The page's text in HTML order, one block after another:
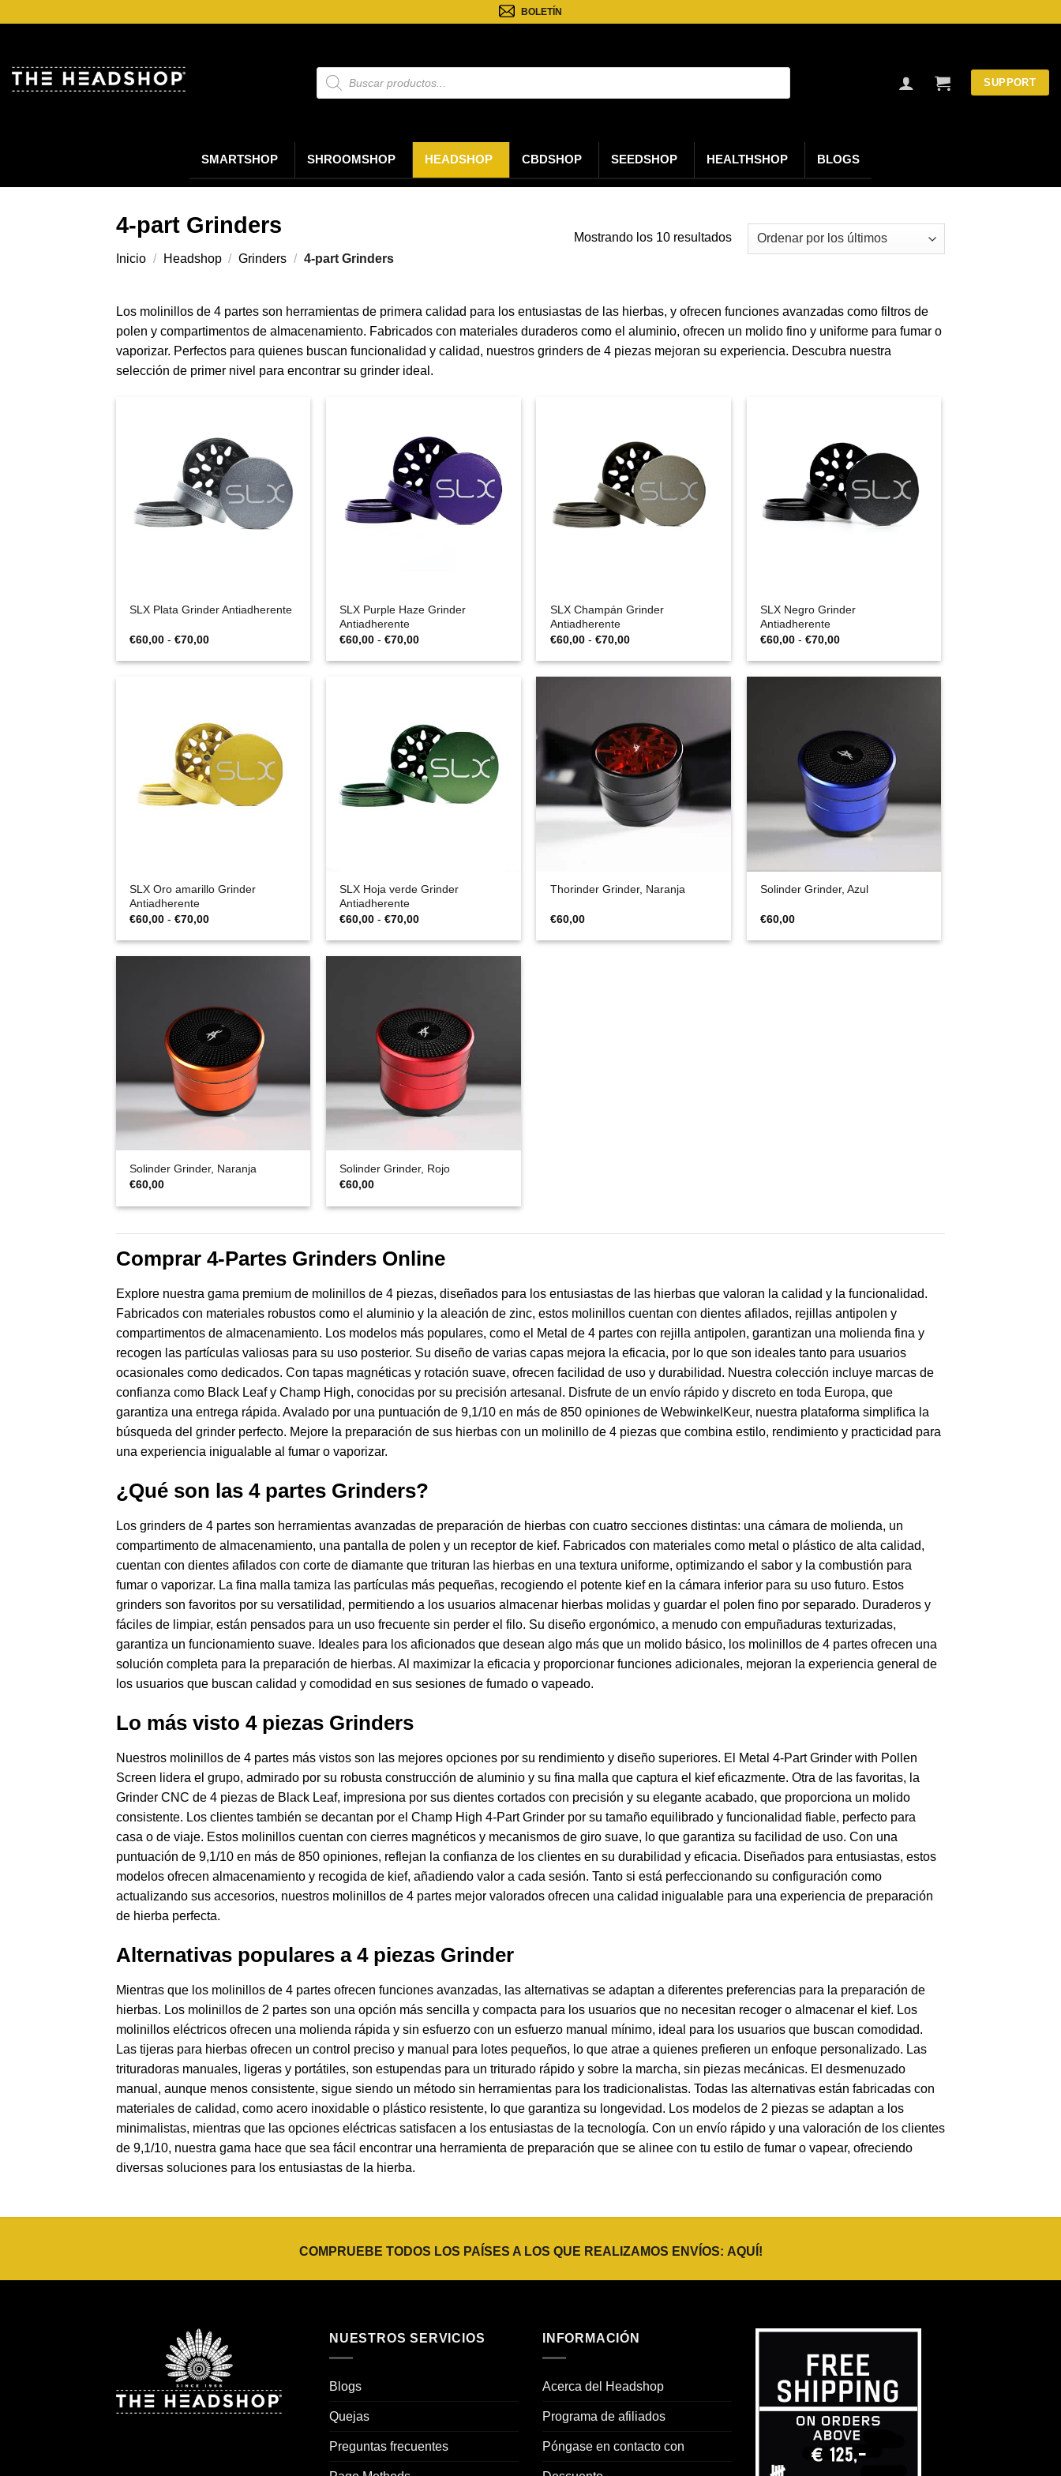
BOLETÍN
Búsqueda
de
productos
SUPPORT
SMARTSHOP SHROOMSHOP HEADSHOP CBDSHOP SEEDSHOP HEALTHSHOP BLOGS
4-part Grinders
Inicio / Headshop / Grinders / 4-part Grinders
Mostrando los 10 resultadosOrdenado
por
Los molinillos de 4 partes son herramientas de primera calidad para los entusiastas de las hierbas, y ofrecen funciones avanzadas como filtros de
polen y compartimentos de almacenamiento. Fabricados con materiales duraderos como el aluminio, ofrecen un molido fino y uniforme para fumar o
vaporizar. Perfectos para quienes buscan funcionalidad y calidad, nuestros grinders de 4 piezas mejoran su experiencia. Descubra nuestra
selección de primer nivel para encontrar su grinder ideal.
SLX Plata Grinder Antiadherente
€60,00 - €70,00Rango
precios:
SLX Purple Haze Grinder
Antiadherente
€60,00 - €70,00Rango
precios:
SLX Champán Grinder
Antiadherente
€60,00 - €70,00Rango
precios:
SLX Negro Grinder
Antiadherente
€60,00 - €70,00Rango
precios:
SLX Oro amarillo Grinder
Antiadherente
€60,00 - €70,00Rango
precios:
SLX Hoja verde Grinder
Antiadherente
€60,00 - €70,00Rango
precios:
Thorinder Grinder, Naranja
€60,00
Solinder Grinder, Azul
€60,00
Solinder Grinder, Naranja
€60,00
Solinder Grinder, Rojo
€60,00
Comprar 4-Partes Grinders Online
Explore nuestra gama premium de molinillos de 4 piezas, diseñados para los entusiastas de las hierbas que valoran la calidad y la funcionalidad.
Fabricados con materiales robustos como el aluminio y la aleación de zinc, estos molinillos cuentan con dientes afilados, rejillas antipolen y
compartimentos de almacenamiento. Los modelos más populares, como el Metal de 4 partes con rejilla antipolen, garantizan una molienda fina y
recogen las partículas valiosas para su uso posterior. Su diseño de varias capas mejora la eficacia, por lo que son ideales tanto para usuarios
ocasionales como dedicados. Con tapas magnéticas y rotación suave, ofrecen facilidad de uso y durabilidad. Nuestra colección incluye marcas de
confianza como Black Leaf y Champ High, conocidas por su precisión artesanal. Disfrute de un envío rápido y discreto en toda Europa, que
garantiza una entrega rápida. Avalado por una puntuación de 9,1/10 en más de 850 opiniones de WebwinkelKeur, nuestra plataforma simplifica la
búsqueda del grinder perfecto. Mejore la preparación de sus hierbas con un molinillo de 4 piezas que combina estilo, rendimiento y practicidad para
una experiencia inigualable al fumar o vaporizar.
¿Qué son las 4 partes Grinders?
Los grinders de 4 partes son herramientas avanzadas de preparación de hierbas con cuatro secciones distintas: una cámara de molienda, un
compartimento de almacenamiento, una pantalla de polen y un receptor de kief. Fabricados con materiales como metal o plástico de alta calidad,
cuentan con dientes afilados con corte de diamante que trituran las hierbas en una textura uniforme, optimizando el sabor y la combustión para
fumar o vaporizar. La fina malla tamiza las partículas más pequeñas, recogiendo el potente kief en la cámara inferior para su uso futuro. Estos
grinders son favoritos por su versatilidad, permitiendo a los usuarios almacenar hierbas molidas y guardar el polen fino por separado. Duraderos y
fáciles de limpiar, están pensados para un uso frecuente sin perder el filo. Su diseño ergonómico, a menudo con empuñaduras texturizadas,
garantiza un funcionamiento suave. Ideales para los aficionados que desean algo más que un molido básico, los molinillos de 4 partes ofrecen una
solución completa para la preparación de hierbas. Al maximizar la eficacia y proporcionar funciones adicionales, mejoran la experiencia general de
los usuarios que buscan calidad y comodidad en sus sesiones de fumado o vapeado.
Lo más visto 4 piezas Grinders
Nuestros molinillos de 4 partes más vistos son las mejores opciones por su rendimiento y diseño superiores. El Metal 4-Part Grinder with Pollen
Screen lidera el grupo, admirado por su robusta construcción de aluminio y su fina malla que captura el kief eficazmente. Otra de las favoritas, la
Grinder CNC de 4 piezas de Black Leaf, impresiona por sus dientes cortados con precisión y su elegante acabado, que proporciona un molido
consistente. Los clientes también se decantan por el Champ High 4-Part Grinder por su tamaño equilibrado y funcionalidad fiable, perfecto para
casa o de viaje. Estos molinillos cuentan con cierres magnéticos y mecanismos de giro suave, lo que garantiza su facilidad de uso. Con una
puntuación de 9,1/10 en más de 850 opiniones, reflejan la confianza de los clientes en su durabilidad y eficacia. Diseñados para entusiastas, estos
modelos ofrecen almacenamiento y recogida de kief, añadiendo valor a cada sesión. Tanto si está perfeccionando su configuración como
actualizando sus accesorios, nuestros molinillos de 4 partes mejor valorados ofrecen una calidad inigualable para una experiencia de preparación
de hierba perfecta.
Alternativas populares a 4 piezas Grinder
Mientras que los molinillos de 4 partes ofrecen funciones avanzadas, las alternativas se adaptan a diferentes preferencias para la preparación de
hierbas. Los molinillos de 2 partes son una opción más sencilla y compacta para los usuarios que no necesitan recoger o almacenar el kief. Los
molinillos eléctricos ofrecen una molienda rápida y sin esfuerzo con un esfuerzo manual mínimo, ideal para los usuarios que buscan comodidad.
Las tijeras para hierbas ofrecen un control preciso y manual para lotes pequeños, lo que atrae a quienes prefieren un enfoque personalizado. Las
trituradoras manuales, ligeras y portátiles, son estupendas para un triturado rápido y sobre la marcha, sin piezas mecánicas. El desmenuzado
manual, aunque menos consistente, sigue siendo un método sin herramientas para los tradicionalistas. Todas las alternativas están fabricadas con
materiales de calidad, como acero inoxidable o plástico resistente, lo que garantiza su longevidad. Los modelos de 2 piezas se adaptan a los
minimalistas, mientras que las opciones eléctricas satisfacen a los entusiastas de la tecnología. Con un envío rápido y una valoración de los clientes
de 9,1/10, nuestra gama hace que sea fácil encontrar una herramienta de preparación que se alinee con tu estilo de fumar o vapear, ofreciendo
diversas soluciones para los entusiastas de la hierba.
COMPRUEBE TODOS LOS PAÍSES A LOS QUE REALIZAMOS ENVÍOS: AQUÍ !
NUESTROS SERVICIOS
Blogs
Quejas
Preguntas frecuentes
INFORMACIÓN
Acerca del Headshop
Programa de afiliados
Póngase en contacto con